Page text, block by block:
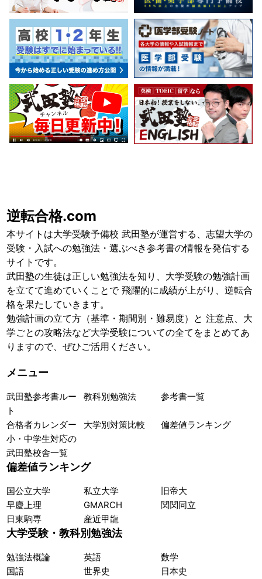
逆転合格.com
本サイトは大学受験予備校 武田塾が運営する、志望大学の
受験・入試への勉強法・選ぶべき参考書の情報を発信する
サイトです。
武田塾の生徒は正しい勉強法を知り、大学受験の勉強計画
を立てて進めていくことで 飛躍的に成績が上がり、逆転合
格を果たしていきます。
勉強計画の立て方（基準・期間別・難易度）と 注意点、大
学ごとの攻略法など大学受験についての全てをまとめてあ
りますので、ぜひご活用ください。
メニュー
武田塾参考書ルー
ト
教科別勉強法 参考書一覧
合格者カレンダー 大学別対策比較
偏差値ランキング
小・中学生対応の
武田塾校舎一覧
偏差値ランキング
国公立大学 私立大学
旧帝大
早慶上理
GMARCH
関関同立
日東駒専
産近甲龍
大学受験・教科別勉強法
勉強法概論 英語
数学
国語
世界史
日本史